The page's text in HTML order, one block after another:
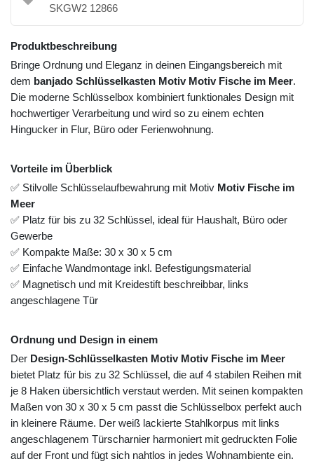
SKGW2 12866
Produktbeschreibung
Bringe Ordnung und Eleganz in deinen Eingangsbereich mit
dem banjado Schlüsselkasten Motiv Motiv Fische im Meer.
Die moderne Schlüsselbox kombiniert funktionales Design mit
hochwertiger Verarbeitung und wird so zu einem echten
Hingucker in Flur, Büro oder Ferienwohnung.
Vorteile im Überblick
✅ Stilvolle Schlüsselaufbewahrung mit Motiv Motiv Fische im
Meer
✅ Platz für bis zu 32 Schlüssel, ideal für Haushalt, Büro oder
Gewerbe
✅ Kompakte Maße: 30 x 30 x 5 cm
✅ Einfache Wandmontage inkl. Befestigungsmaterial
✅ Magnetisch und mit Kreidestift beschreibbar, links
angeschlagene Tür
Ordnung und Design in einem
Der Design-Schlüsselkasten Motiv Motiv Fische im Meer
bietet Platz für bis zu 32 Schlüssel, die auf 4 stabilen Reihen mit
je 8 Haken übersichtlich verstaut werden. Mit seinen kompakten
Maßen von 30 x 30 x 5 cm passt die Schlüsselbox perfekt auch
in kleinere Räume. Der weiß lackierte Stahlkorpus mit links
angeschlagenem Türscharnier harmoniert mit gedruckten Folie
auf der Front und fügt sich nahtlos in jedes Wohnambiente ein.